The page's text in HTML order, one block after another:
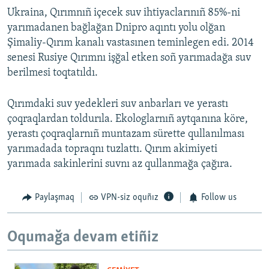
Ukraina, Qırımnıñ içecek suv ihtiyaclarınıñ 85%-ni
yarımadanen bağlağan Dnipro aqıntı yolu olğan
Şimaliy-Qırım kanalı vastasınen teminlegen edi. 2014
senesi Rusiye Qırımnı işğal etken soñ yarımadağa suv
berilmesi toqtatıldı.
Qırımdaki suv yedekleri suv anbarları ve yerastı
çoqraqlardan toldurıla. Ekologlarnıñ aytqanına köre,
yerastı çoqraqlarnıñ muntazam sürette qullanılması
yarımadada topraqnı tuzlattı. Qırım akimiyeti
yarımada sakinlerini suvnı az qullanmağa çağıra.
Paylaşmaq VPN-siz oquñız Follow us
Oqumağa devam etiñiz